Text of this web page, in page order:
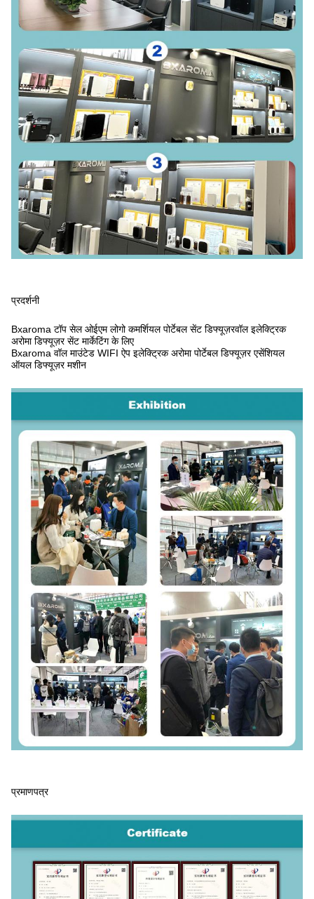
प्रदर्शनी
Bxaroma टॉप सेल ओईएम लोगो कमर्शियल पोर्टेबल सेंट डिफ्यूज़रवॉल इलेक्ट्रिक
अरोमा डिफ्यूज़र सेंट मार्केटिंग के लिए
Bxaroma वॉल माउंटेड WIFI ऐप इलेक्ट्रिक अरोमा पोर्टेबल डिफ्यूज़र एसेंशियल
ऑयल डिफ्यूज़र मशीन
प्रमाणपत्र